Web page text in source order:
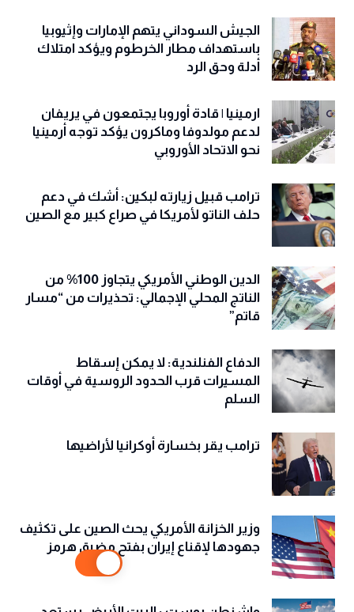
الجيش السوداني يتهم الإمارات وإثيوبيا
باستهداف مطار الخرطوم ويؤكد امتلاك
أدلة وحق الرد
ارمينيا | قادة أوروبا يجتمعون في يريفان
لدعم مولدوفا وماكرون يؤكد توجه أرمينيا
نحو الاتحاد الأوروبي
ترامب قبيل زيارته لبكين: أشك في دعم
حلف الناتو لأمريكا في صراع كبير مع الصين
الدين الوطني الأمريكي يتجاوز 100% من
الناتج المحلي الإجمالي: تحذيرات من “مسار
قاتم”
الدفاع الفنلندية: لا يمكن إسقاط
المسيرات قرب الحدود الروسية في أوقات
السلم
ترامب يقر بخسارة أوكرانيا لأراضيها
وزير الخزانة الأمريكي يحث الصين على تكثيف
جهودها لإقناع إيران بفتح مضيق هرمز